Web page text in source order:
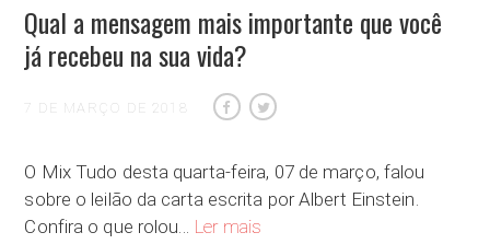
Qual a mensagem mais importante que você
já recebeu na sua vida?
7 DE MARÇO DE 2018
O Mix Tudo desta quarta-feira, 07 de março, falou
sobre o leilão da carta escrita por Albert Einstein.
Confira o que rolou… Ler mais